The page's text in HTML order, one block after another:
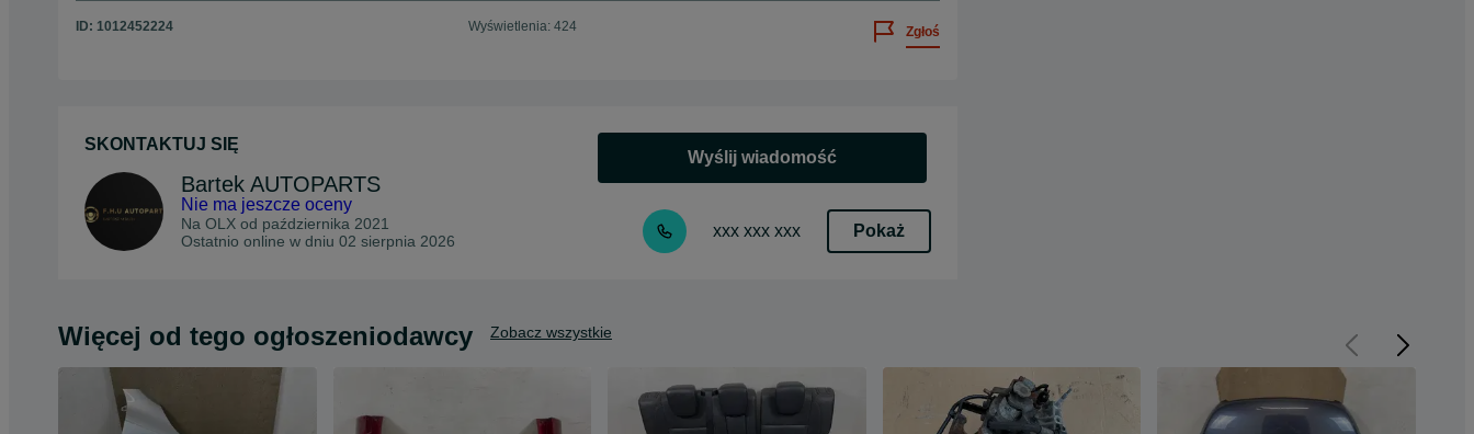
ID: 1012452224 Wyświetlenia: 424 Zgłoś
SKONTAKTUJ SIĘ
Bartek AUTOPARTS
Nie ma jeszcze oceny
Na OLX od października 2021
Ostatnio online w dniu 02 sierpnia 2026
Wyślij wiadomość
xxx xxx xxx Pokaż
Więcej od tego ogłoszeniodawcy Zobacz wszystkie